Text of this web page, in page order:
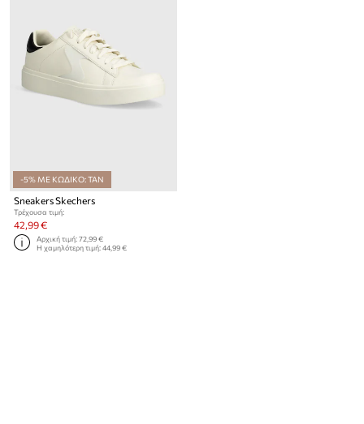
-5% ΜΕ ΚΩΔΙΚΟ: TAN
Sneakers Skechers
Τρέχουσα τιμή:
42,99 €
Αρχική τιμή:72,99 €
Η χαμηλότερη τιμή:44,99 €